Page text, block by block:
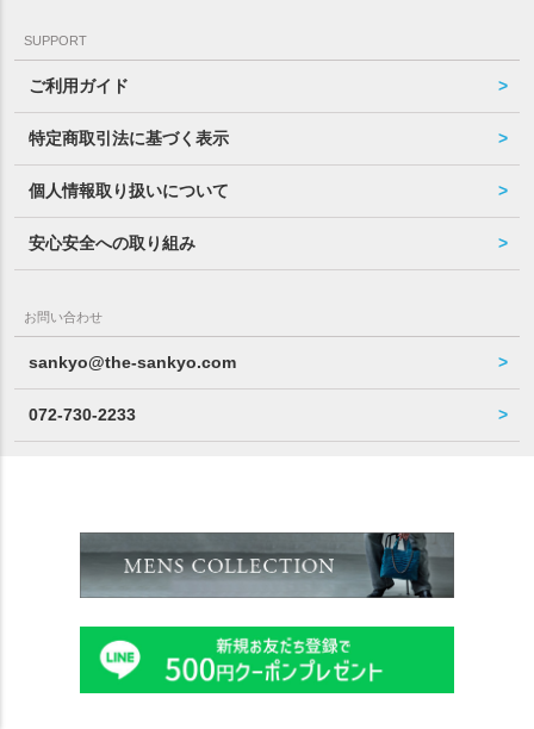
SUPPORT
ご利用ガイド
特定商取引法に基づく表示
個人情報取り扱いについて
安心安全への取り組み
お問い合わせ
sankyo@the-sankyo.com
072-730-2233